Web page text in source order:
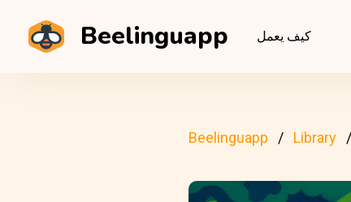
Beelinguapp كيف يعمل
Beelinguapp Library